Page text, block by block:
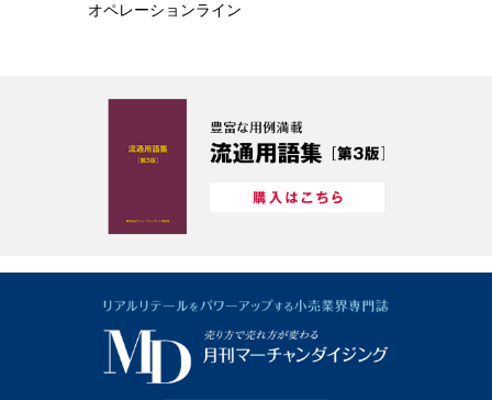
オペレーションライン